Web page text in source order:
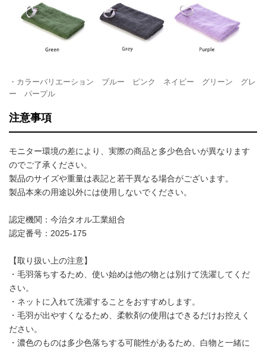
・カラーバリエーション ブルー ピンク ネイビー グリーン グレ
ー パープル
注意事項
モニター環境の差により、実際の商品と多少色合いが異なります
のでご了承ください。
製品のサイズや重量は表記と若干異なる場合がございます。
製品本来の用途以外には使用しないでください。
認定機関：今治タオル工業組合
認定番号：2025-175
【取り扱い上の注意】
・毛羽落ちするため、使い始めは他の物とは別けて洗濯してくだ
さい。
・ネットに入れて洗濯することをおすすめします。
・毛羽が出やすくなるため、柔軟剤の使用はできるだけお控えく
ださい。
・濃色のものは多少色落ちする可能性があるため、白物と一緒に